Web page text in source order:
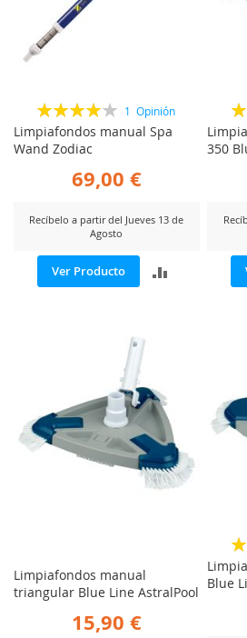
Valoración:
80%
1Opinión
Limpiafondos manual Spa
Wand Zodiac
69,00 €
Recíbelo a partir del Jueves 13 de
Agosto
Ver Producto
350
Limpiafondos manual
triangular Blue Line AstralPool
15,90 €
Blue